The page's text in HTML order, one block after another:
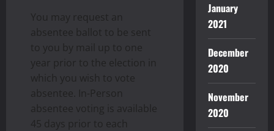
You may request an
absentee ballot to be sent
to you by mail up to one
year prior to the election in
which you wish to vote
absentee. In-Person
absentee voting is available
45 days prior to each
January
2021
December
2020
November
2020